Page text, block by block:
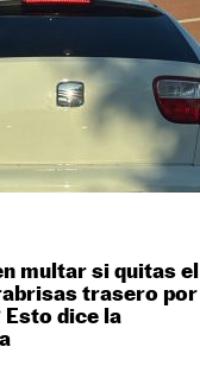
multar si quitas el
trasero por
dice la